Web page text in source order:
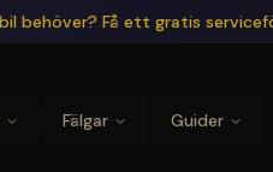
behöver? Få ett gratis
Fälgar Guider